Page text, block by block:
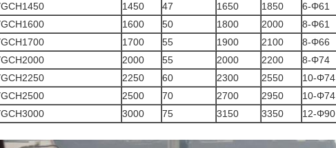
1450 47 1650 1850 6-Φ61
1600 50 1800 2000 8-Φ61
1700 55 1900 2100 8-Φ66
2000 55 2000 2200 8-Φ74
2250 60 2300 2550 10-Φ74
2500 70 2700 2950 10-Φ74
3000 75 3150 3350 12-Φ90